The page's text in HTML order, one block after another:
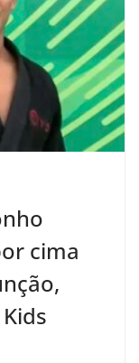
cima